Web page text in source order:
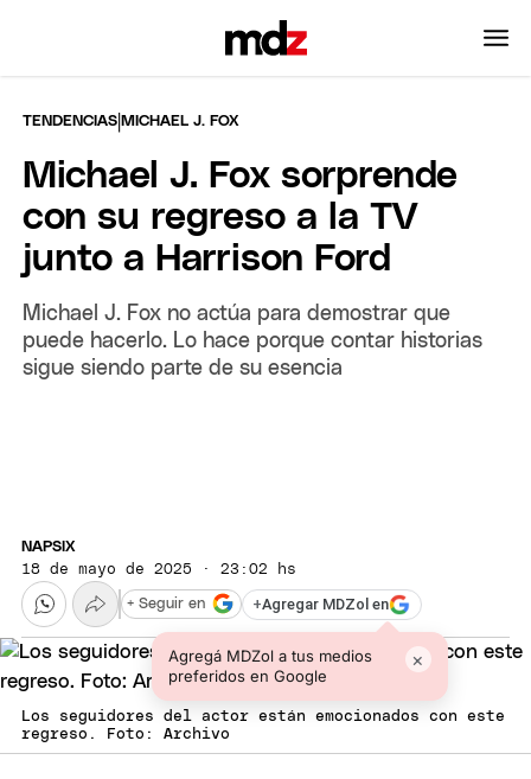
TENDENCIAS |MICHAEL J. FOX
Michael J. Fox sorprende
con su regreso a la TV
junto a Harrison Ford
Michael J. Fox no actúa para demostrar que
puede hacerlo. Lo hace porque contar historias
sigue siendo parte de su esencia
NAPSIX
18 de mayo de 2025 · 23:02 hs
+Agregar MDZol en
Agregá MDZol a tus medios
preferidos en Google
×
+ Seguir en
Los seguidores del actor están emocionados con este
regreso. Foto: Archivo